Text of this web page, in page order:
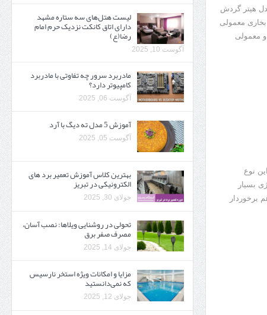
هیتر گردش
معمولی
معمولی
نوع
بسیار
برخوردار
لیست هتل‌های سه ستاره مشهد
دارای اتاق کانکت نزدیک حرم امام
رضا(ع)
آگوست 10, 2025
مادربرد سرور چه تفاوتی با مادربرد
کامپیوتر دارد؟
آگوست 06, 2025
آموزش 5 مدل ته دیگ با آرد
آگوست 05, 2025
بهترین کلاس آموزش تعمیر برد های
الکترونیکی در تبریز
جولای 30, 2025
تحولی در روشنایی ویلاها: نصب آسان،
مصرف صفر برق
جولای 14, 2025
مزایا و امکانات ویژه استخر نارسیس
که نمی‌دانستید
جولای 12, 2025